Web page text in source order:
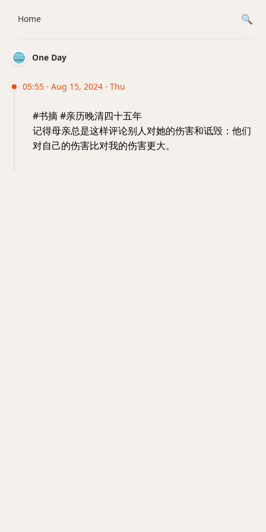
One Day
05:55 · Aug 15, 2024 · Thu
#书摘 #亲历晚清四十五年
记得母亲总是这样评论别人对她的伤害和诋毁：他们
对自己的伤害比对我的伤害更大。
Home